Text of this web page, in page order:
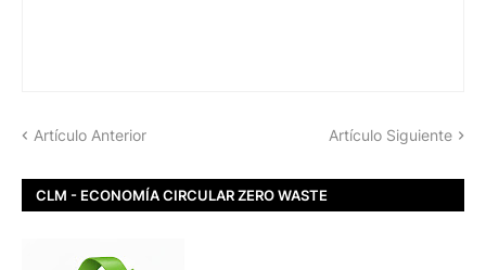
Artículo Anterior Artículo Siguiente
CLM - ECONOMÍA CIRCULAR ZERO WASTE